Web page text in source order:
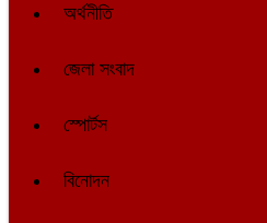
অর্থনীতি
জেলা সংবাদ
স্পোর্টস
বিনোদন